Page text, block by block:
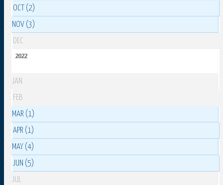
OCT (2)
NOV (3)
DEC
2022
JAN
FEB
MAR (1)
APR (1)
MAY (4)
JUN (5)
JUL